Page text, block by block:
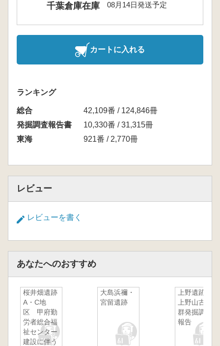
千葉倉庫在庫 08月14日発送予定
カートに入れる
ランキング
総合
42,109番 / 124,846冊
発掘調査報告書
10,330番 / 31,315冊
東海
921番 / 2,770冊
レビュー
レビューを書く
あなたへのおすすめ
桜井畑遺跡
A・C地
区 甲府勤
労者総合福
祉センター
建設に伴う
大島浜禰・
宮留遺跡
上野遺跡・
上野山古墳
群発掘調査
報告